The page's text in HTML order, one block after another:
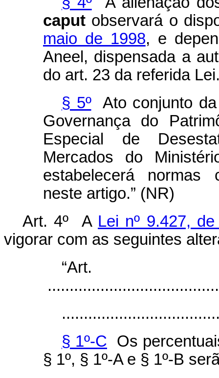
caput observará o
maio de 1998, e
Aneel, dispensada a
do art. 23 da referida
§ 5ºAto conjunto da
Governança do
Especial de
Mercados do
estabelecerá normas
neste artigo.” (NR)
Art. 4º A Lei nº 9.427,
vigorar com as seguintes
§ 1º-C Os
§ 1º, § 1º-A e § 1º-B